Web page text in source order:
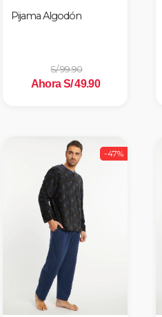
Pijama Algodón
S/ 99.90
Ahora S/ 49.90
-47%